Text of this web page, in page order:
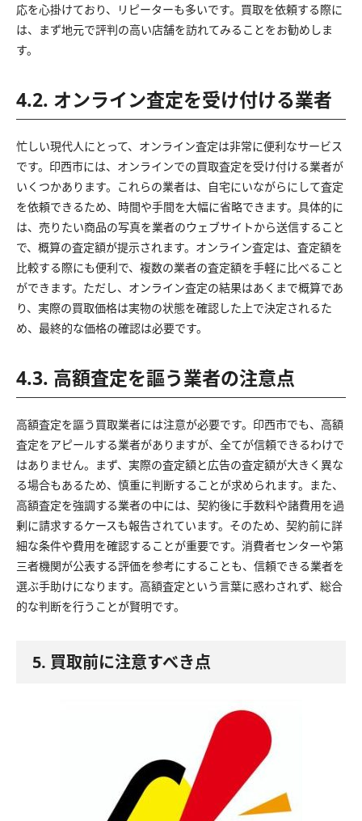
応を心掛けており、リピーターも多いです。買取を依頼する際に
は、まず地元で評判の高い店舗を訪れてみることをお勧めしま
す。
4.2. オンライン査定を受け付ける業者
忙しい現代人にとって、オンライン査定は非常に便利なサービス
です。印西市には、オンラインでの買取査定を受け付ける業者が
いくつかあります。これらの業者は、自宅にいながらにして査定
を依頼できるため、時間や手間を大幅に省略できます。具体的に
は、売りたい商品の写真を業者のウェブサイトから送信すること
で、概算の査定額が提示されます。オンライン査定は、査定額を
比較する際にも便利で、複数の業者の査定額を手軽に比べること
ができます。ただし、オンライン査定の結果はあくまで概算であ
り、実際の買取価格は実物の状態を確認した上で決定されるた
め、最終的な価格の確認は必要です。
4.3. 高額査定を謳う業者の注意点
高額査定を謳う買取業者には注意が必要です。印西市でも、高額
査定をアピールする業者がありますが、全てが信頼できるわけで
はありません。まず、実際の査定額と広告の査定額が大きく異な
る場合もあるため、慎重に判断することが求められます。また、
高額査定を強調する業者の中には、契約後に手数料や諸費用を過
剰に請求するケースも報告されています。そのため、契約前に詳
細な条件や費用を確認することが重要です。消費者センターや第
三者機関が公表する評価を参考にすることも、信頼できる業者を
選ぶ手助けになります。高額査定という言葉に惑わされず、総合
的な判断を行うことが賢明です。
5. 買取前に注意すべき点